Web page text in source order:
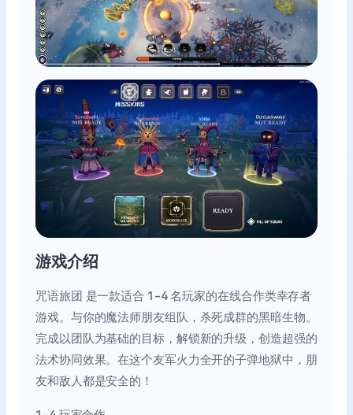
游戏介绍
咒语旅团 是一款适合 1-4 名玩家的在线合作类幸存者
游戏。与你的魔法师朋友组队，杀死成群的黑暗生物。
完成以团队为基础的目标，解锁新的升级，创造超强的
法术协同效果。在这个友军火力全开的子弹地狱中，朋
友和敌人都是安全的！